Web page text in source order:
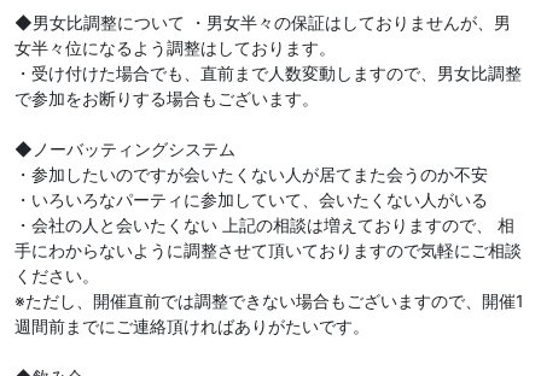
◆男女比調整について ・男女半々の保証はしておりませんが、男
女半々位になるよう調整はしております。
・受け付けた場合でも、直前まで人数変動しますので、男女比調整
で参加をお断りする場合もございます。
◆ノーバッティングシステム
・参加したいのですが会いたくない人が居てまた会うのか不安
・いろいろなパーティに参加していて、会いたくない人がいる
・会社の人と会いたくない 上記の相談は増えておりますので、 相
手にわからないように調整させて頂いておりますので気軽にご相談
ください。
※ただし、開催直前では調整できない場合もございますので、開催1
週間前までにご連絡頂ければありがたいです。